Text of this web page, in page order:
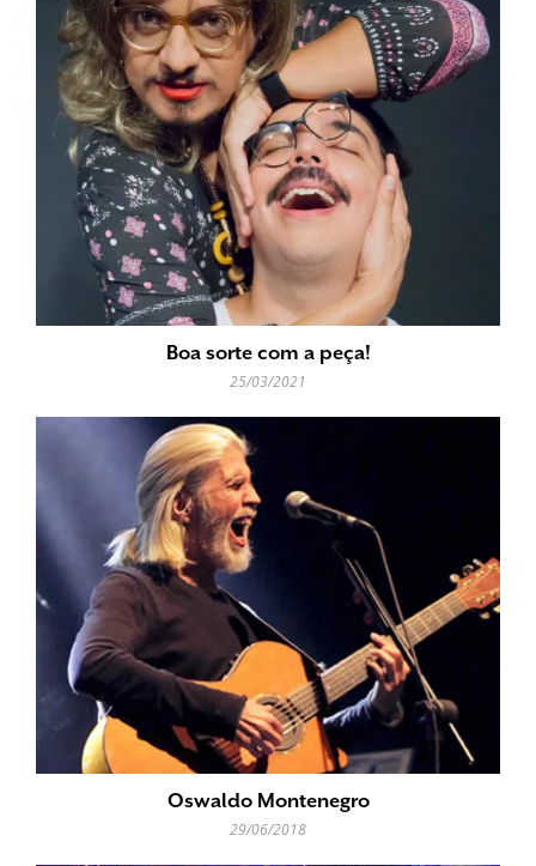
Boa sorte com a peça!
25/03/2021
Oswaldo Montenegro
29/06/2018